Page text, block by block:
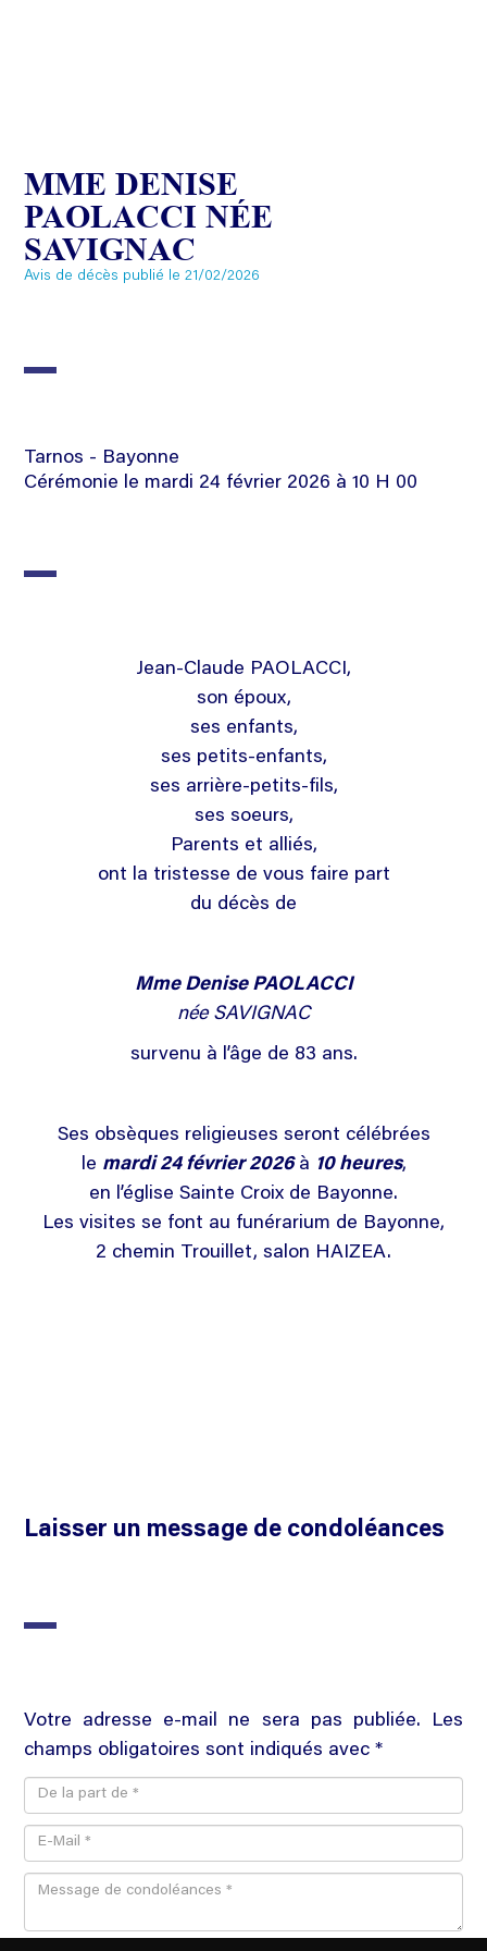
MME DENISE
PAOLACCI NÉE
SAVIGNAC
Avis de décès publié le 21/02/2026
Tarnos - Bayonne
Cérémonie le mardi 24 février 2026 à 10 H 00
Jean-Claude PAOLACCI,
son époux,
ses enfants,
ses petits-enfants,
ses arrière-petits-fils,
ses soeurs,
Parents et alliés,
ont la tristesse de vous faire part
du décès de
Mme Denise PAOLACCI
née SAVIGNAC
survenu à l’âge de 83 ans.
Ses obsèques religieuses seront célébrées
le mardi 24 février 2026à 10 heures,
en l’église Sainte Croix de Bayonne.
Les visites se font au funérarium de Bayonne,
2 chemin Trouillet, salon HAIZEA.
Laisser un message de condoléances
Votre adresse e-mail ne sera pas publiée. Les
champs obligatoires sont indiqués avec *